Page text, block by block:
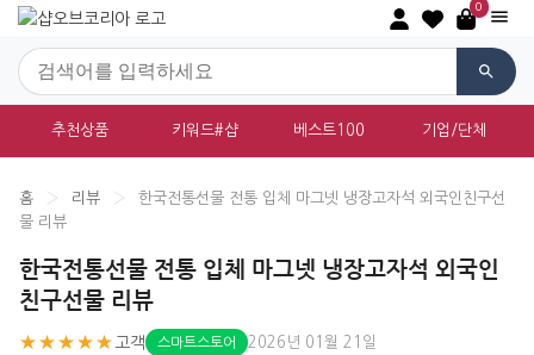
0
추천상품 키워드#샵 베스트100 기업/단체
홈 › 리뷰 ›
한국전통선물 전통 입체 마그넷 냉장고자석 외국인친구선
물 리뷰
한국전통선물 전통 입체 마그넷 냉장고자석 외국인
친구선물 리뷰
★★★★★ 고객 스마트스토어 2026년 01월 21일